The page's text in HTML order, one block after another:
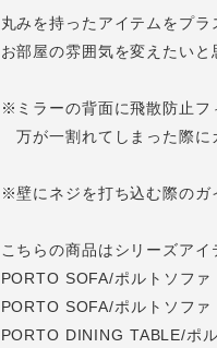
丸みを持ったアイテムをプラ
お部屋の雰囲気を変えたいと
※ミラーの背面に飛散防止フ
万が一割れてしまった際に
※壁にネジを打ち込む際のガ
こちらの商品はシリーズアイ
PORTO SOFA/ポルトソファ
PORTO SOFA/ポルトソファ
PORTO DINING TABLE/ポ